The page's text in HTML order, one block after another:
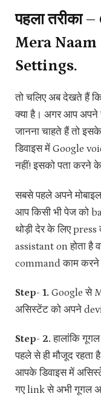
पहला तरीका
Mera
Settings.
तो चलिए अब देखते हैं
क्या है। अगर आप अपने
जानना चाहते हैं तो
डिवाइस में Google
नहीं! इसको पता करने
सबसे पहले अपने
आप किसी भी पेज को
थोड़ी देर के लिए press
assistant on होता है
command काम करने
Step- 1. Google से
असिस्टेंट को अपने
Step- 2.हालांकि
पहले से ही मौजूद रहता
आपके डिवाइस में
गए link से अभी गूगल